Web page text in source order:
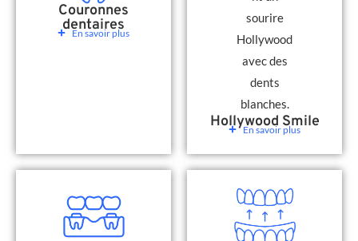
Couronnes
dentaires
En savoir plus
Hollywood Smile
En savoir plus